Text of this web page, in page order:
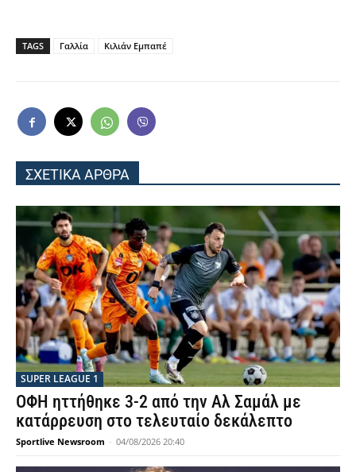
TAGS Γαλλία Κιλιάν Εμπαπέ
ΣΧΕΤΙΚΑ ΑΡΘΡΑ
SUPER LEAGUE 1
ΟΦΗ ηττήθηκε 3-2 από την Αλ Σαμάλ με
κατάρρευση στο τελευταίο δεκάλεπτο
Sportlive Newsroom - 04/08/2026 20:40